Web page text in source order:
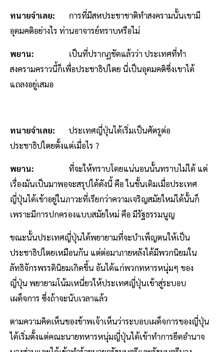
ทนายจำเลย:
การที่มีสหประชาชาติทำสงครามนั้นเขามี
อุดมคติอย่างไร ท่านอาจารย์ทราบหรือไม่
พยาน:
เป็นที่ปรากฏชัดแล้วว่า ประเทศที่ทำ
สงครามคราวนี้ก็เพื่อประชาธิปไตย นี่เป็นอุดมคติซึ่งเขาได้
แถลงอยู่เสมอ
ทนายจำเลย:
ประเทศญี่ปุ่นได้เริ่มเป็นศัตรูต่อ
ประชาธิปไตยตั้งแต่เมื่อไร ?
พยาน:
ที่จะให้ทราบโดยแน่นอนนั้นทราบไม่ได้ แต่
เรื่องมันเป็นมาพอจะสรุปได้ดังนี้ คือ ในชั้นเดิมเมื่อประเทศ
ญี่ปุ่นได้เข้าอยู่ในภาวะที่เรียกว่าความเจริญสมัยใหม่ได้นั้นก็
เพราะมีการปกครองแบบสมัยใหม่ คือ มีรัฐธรรมนูญ
ขณะนั้นประเทศญี่ปุ่นได้พยายามที่จะบำเพ็ญตนให้เป็น
ประชาธิปไตยเหมือนกัน แต่ต่อมาภายหลังได้มีพวกนิยมใน
ลัทธิจักรพรรดินิยมเกิดขึ้น อันได้แก่พวกทหารหนุ่มๆ ของ
ญี่ปุ่น พยายามโน้มเหนี่ยวให้ประเทศญี่ปุ่นเข้าสู่ระบอบ
เผด็จการ ซึ่งถ้าจะนับเวลาแล้ว
ตามความคิดเห็นของข้าพเจ้าเห็นว่าระบอบเผด็จการของญี่ปุ่น
ได้เริ่มตั้งแต่คณะนายทหารหนุ่มญี่ปุ่นได้เข้าทำการยึดอำนาจ